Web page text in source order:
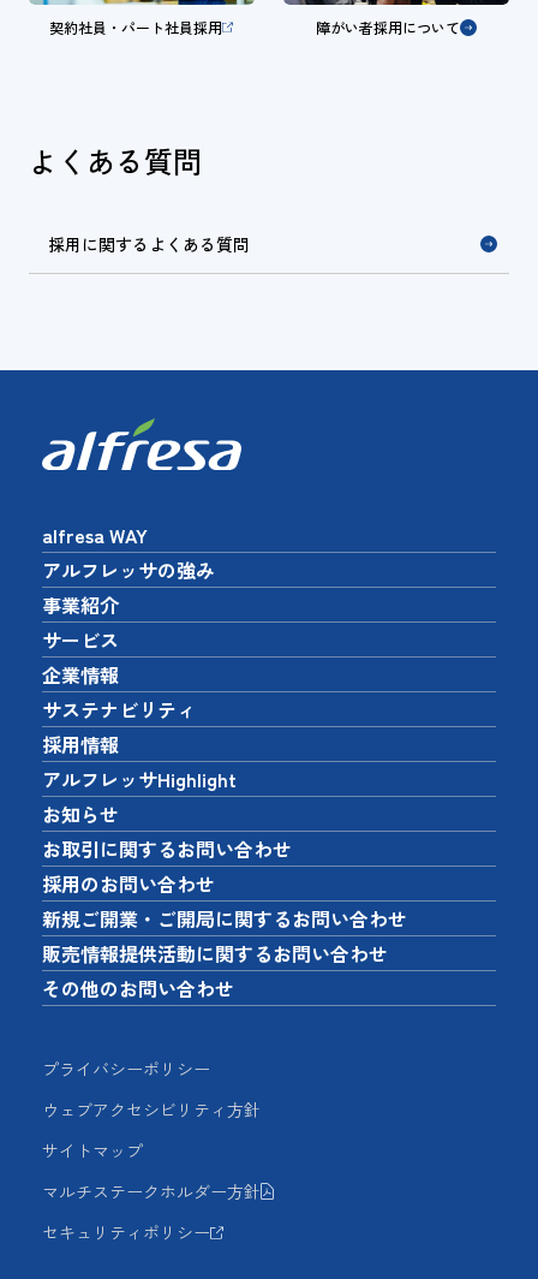
契約社員・パート社員採用 障がい者採用について
よくある質問
採用に関するよくある質問
alfresa WAY
アルフレッサの強み
事業紹介
サービス
企業情報
サステナビリティ
採用情報
アルフレッサHighlight
お知らせ
お取引に関するお問い合わせ
採用のお問い合わせ
新規ご開業・ご開局に関するお問い合わせ
販売情報提供活動に関するお問い合わせ
その他のお問い合わせ
プライバシーポリシー
ウェブアクセシビリティ方針
サイトマップ
マルチステークホルダー方針
セキュリティポリシー